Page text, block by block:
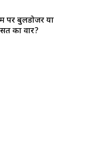
पर बुलडोजर या
का वार?